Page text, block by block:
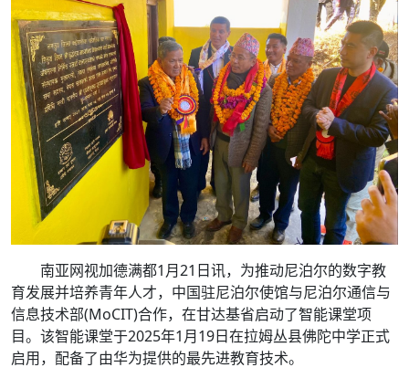
南亚网视加德满都1月21日讯，为推动尼泊尔的数字教
育发展并培养青年人才，中国驻尼泊尔使馆与尼泊尔通信与
信息技术部(MoCIT)合作，在甘达基省启动了智能课堂项
目。该智能课堂于2025年1月19日在拉姆丛县佛陀中学正式
启用，配备了由华为提供的最先进教育技术。